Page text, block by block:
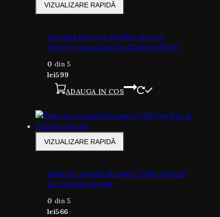
VIZUALIZARE RAPIDĂ
Carolina Herrera 212 Men Heroes
Forever Young Eau De Toilette 90 Ml
0 din 5
lei599
ADAUGA IN COS
VIZUALIZARE RAPIDĂ
Emporio Armani Stronger With You Eau
De Toilette 100 Ml
0 din 5
lei566